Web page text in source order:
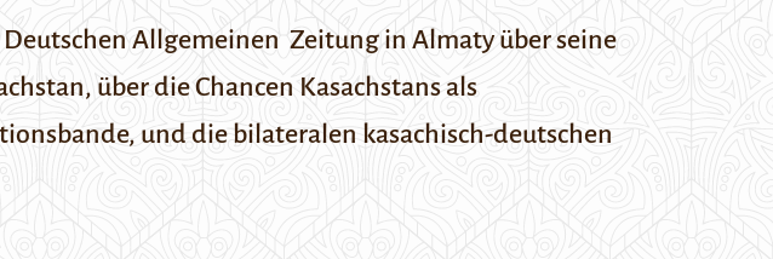
Deutschen Allgemeinen Zeitung in Almaty über seine
über die Chancen Kasachstans als
und die bilateralen kasachisch-deutschen